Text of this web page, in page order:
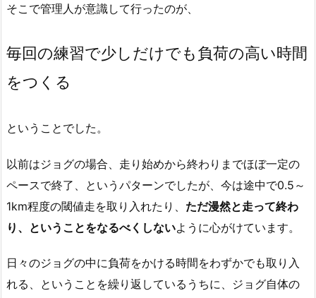
そこで管理人が意識して行ったのが、
毎回の練習で少しだけでも負荷の高い時間
をつくる
ということでした。
以前はジョグの場合、走り始めから終わりまでほぼ一定の
ペースで終了、というパターンでしたが、今は途中で0.5～
1km程度の閾値走を取り入れたり、 ただ漫然と走って終わ
り、ということをなるべくしないように心がけています。
日々のジョグの中に負荷をかける時間をわずかでも取り入
れる、ということを繰り返しているうちに、ジョグ自体の